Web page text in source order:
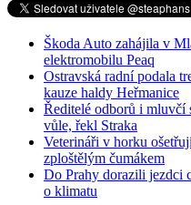
Škoda Auto zahájila v
elektromobilu Peaq
Ostravská radní podala
kauze haldy Heřmanice
Ředitelé odborů i mluvčí
vůle, řekl Straka
Veterináři v horku
zploštělým čumákem
Do Prahy dorazili jezdci
o klimatu